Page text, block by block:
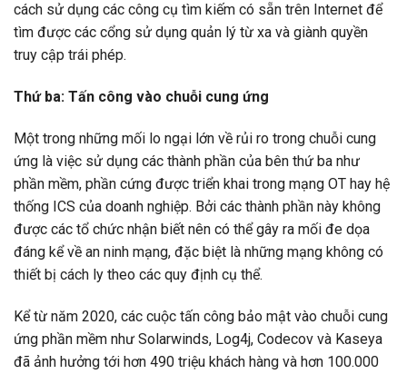
cách sử dụng các công cụ tìm kiếm có sẵn trên Internet để
tìm được các cổng sử dụng quản lý từ xa và giành quyền
truy cập trái phép.
Thứ ba: Tấn công vào chuỗi cung ứng
Một trong những mối lo ngại lớn về rủi ro trong chuỗi cung
ứng là việc sử dụng các thành phần của bên thứ ba như
phần mềm, phần cứng được triển khai trong mạng OT hay hệ
thống ICS của doanh nghiệp. Bởi các thành phần này không
được các tổ chức nhận biết nên có thể gây ra mối đe dọa
đáng kể về an ninh mạng, đặc biệt là những mạng không có
thiết bị cách ly theo các quy định cụ thể.
Kể từ năm 2020, các cuộc tấn công bảo mật vào chuỗi cung
ứng phần mềm như Solarwinds, Log4j, Codecov và Kaseya
đã ảnh hưởng tới hơn 490 triệu khách hàng và hơn 100.000